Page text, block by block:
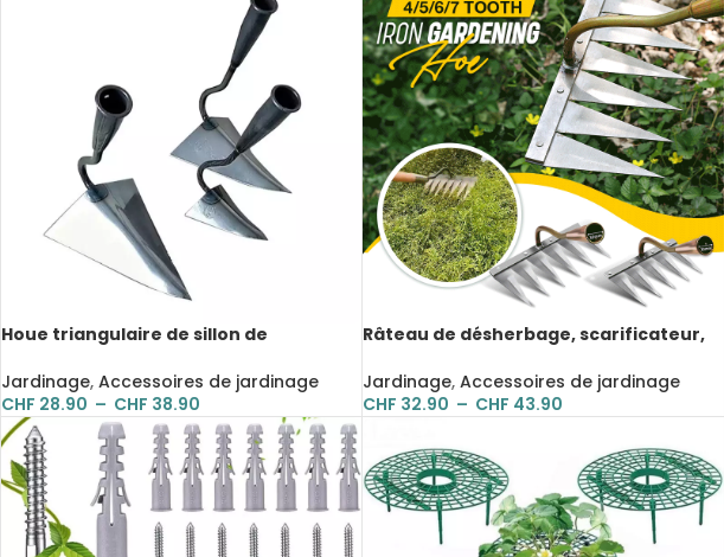
Houe triangulaire de sillon de
outils de jardinage
Jardinage, Accessoires de jardinage
CHF 28.90 – CHF 38.90
Râteau de désherbage, scarificateur,
Jardinage, Accessoires de jardinage
CHF 32.90 – CHF 43.90